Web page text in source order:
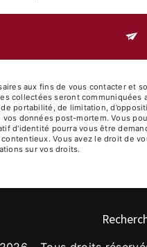
aux fins de vous contacter et
collectées seront communiquées
de portabilité, de limitation,
données post-mortem. Vous
d'identité pourra vous être
Vous avez le droit de
sur vos droits.